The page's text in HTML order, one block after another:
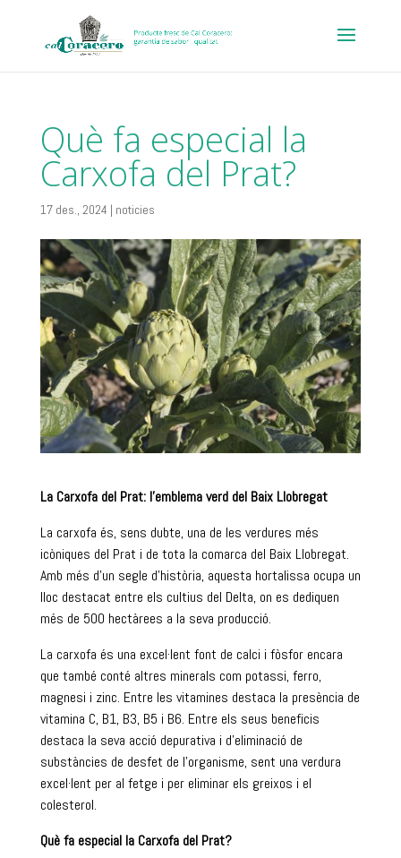
Què fa especial la
Carxofa del Prat?
17 des., 2024 | noticies
La Carxofa del Prat: l’emblema verd del Baix Llobregat
La carxofa és, sens dubte, una de les verdures més
icòniques del Prat i de tota la comarca del Baix Llobregat.
Amb més d’un segle d’història, aquesta hortalissa ocupa un
lloc destacat entre els cultius del Delta, on es dediquen
més de 500 hectàrees a la seva producció.
La carxofa és una excel·lent font de calci i fòsfor encara
que també conté altres minerals com potassi, ferro,
magnesi i zinc. Entre les vitamines destaca la presència de
vitamina C, B1, B3, B5 i B6. Entre els seus beneficis
destaca la seva acció depurativa i d’eliminació de
substàncies de desfet de l’organisme, sent una verdura
excel·lent per al fetge i per eliminar els greixos i el
colesterol.
Què fa especial la Carxofa del Prat?